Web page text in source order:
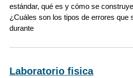
estándar, qué es y cómo se
¿Cuáles son los tipos de errores que
durante
Laboratorio fisica